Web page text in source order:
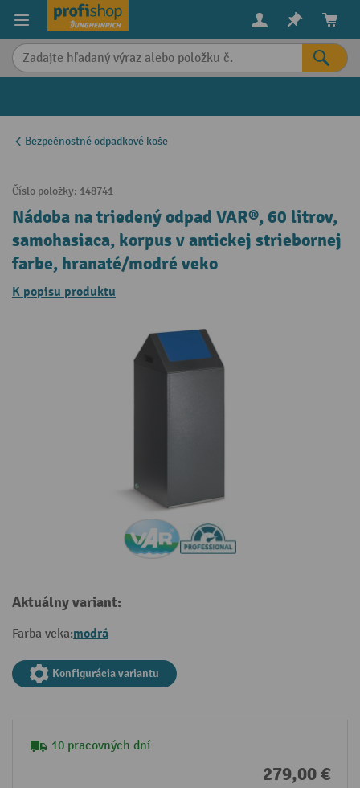
content
Bezpečnostné odpadkové koše
Číslo položky: 148741
Nádoba na triedený odpad VAR®, 60 litrov,
samohasiaca, korpus v antickej striebornej
farbe, hranaté/modré veko
K popisu produktu
Aktuálny variant:
Farba veka:modrá
Konfigurácia variantu
10 pracovných dní
279,00 €